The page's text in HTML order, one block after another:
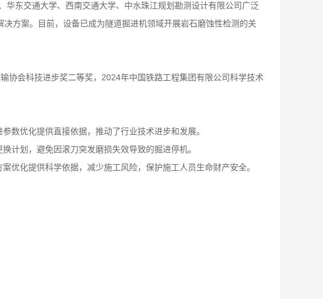
东交通大学、西南交通大学、中水珠江规划勘测设计有限公司广泛
方案。目前，设备已成为隧道掘进机领域开展岩石磨蚀性检测的关
协会科技进步奖二等奖，2024年中国铁路工程集团有限公司科学技术
数优化提供直接依据，推动了行业技术进步和发展。
计划，避免因滚刀突发磨损失效导致的掘进停机。
优化提供科学依据，减少施工风险，保护施工人员生命财产安全。